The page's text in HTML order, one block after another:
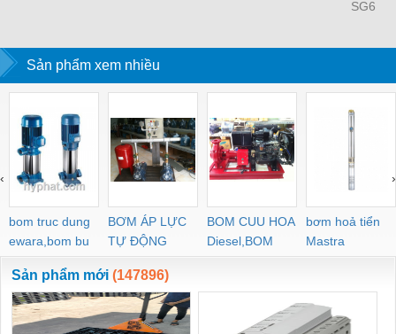
SG6
Sản phẩm xem nhiều
bom truc dung
ewara,bom bu
ewara
BƠM ÁP LỰC
TỰ ĐỘNG
BOM CUU HOA
Diesel,BOM
CHUA CHAY
bơm hoả tiển
Mastra
‹ ›
Sản phẩm mới (147896)